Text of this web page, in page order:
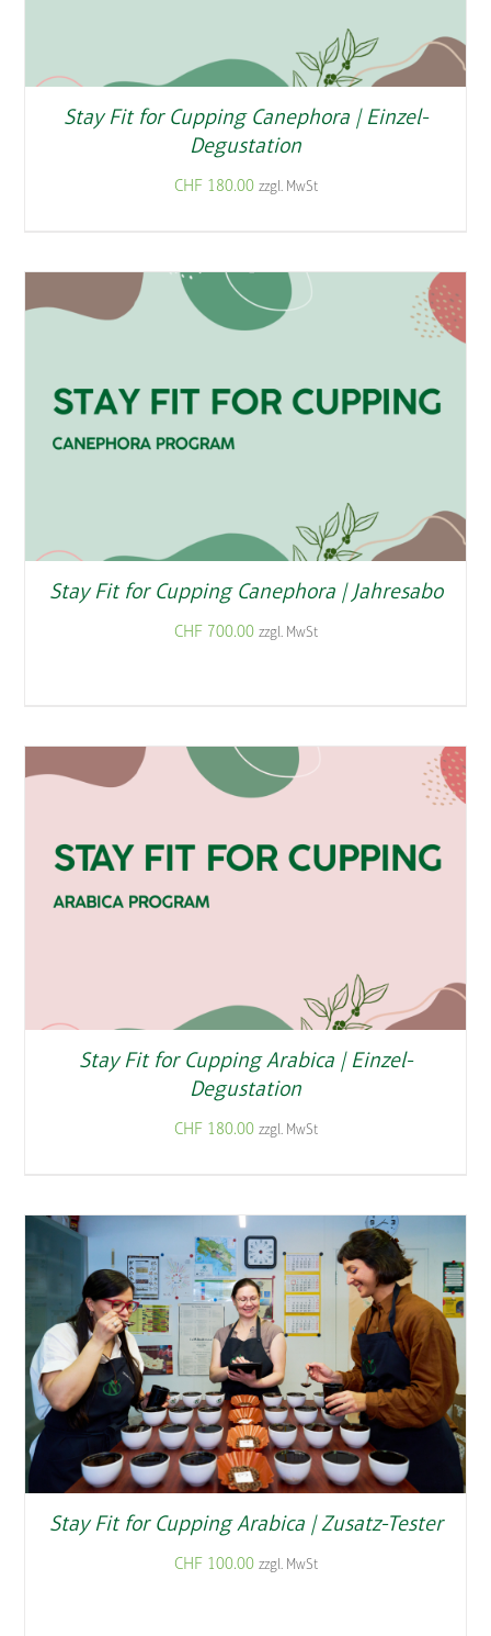
Stay Fit for Cupping Canephora | Einzel-
Degustation
CHF 180.00 zzgl. MwSt
Stay Fit for Cupping Canephora | Jahresabo
CHF 700.00 zzgl. MwSt
Stay Fit for Cupping Arabica | Einzel-
Degustation
CHF 180.00 zzgl. MwSt
Stay Fit for Cupping Arabica | Zusatz-Tester
CHF 100.00 zzgl. MwSt